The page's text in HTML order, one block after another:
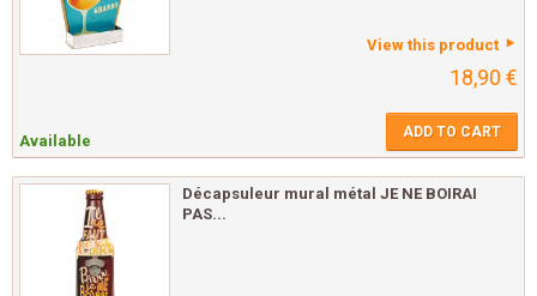
View this product
18,90 €
Available ADD TO CART
Décapsuleur mural métal JE NE BOIRAI
PAS...